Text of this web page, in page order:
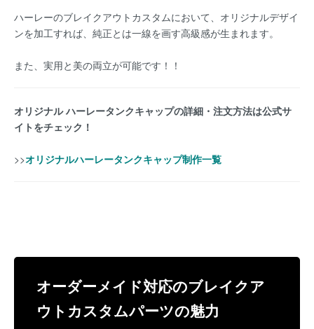
ハーレーのブレイクアウトカスタムにおいて、オリジナルデザイ
ンを加工すれば、純正とは一線を画す高級感が生まれます。
また、実用と美の両立が可能です！！
オリジナル ハーレータンクキャップの詳細・注文方法は公式サ
イトをチェック！
>>オリジナルハーレータンクキャップ制作一覧
オーダーメイド対応のブレイクア
ウトカスタムパーツの魅力